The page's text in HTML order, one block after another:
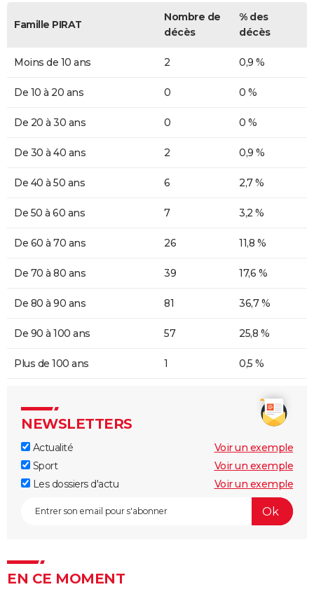
Famille PIRAT
Nombre de
décès
% des
décès
Moins de 10 ans 2 0,9 %
De 10 à 20 ans 0 0 %
De 20 à 30 ans 0 0 %
De 30 à 40 ans 2 0,9 %
De 40 à 50 ans 6 2,7 %
De 50 à 60 ans 7 3,2 %
De 60 à 70 ans 26 11,8 %
De 70 à 80 ans 39 17,6 %
De 80 à 90 ans 81 36,7 %
De 90 à 100 ans 57 25,8 %
Plus de 100 ans 1 0,5 %
NEWSLETTERS
Actualité
Voir un exemple
Sport
Voir un exemple
Les dossiers d'actu
Voir un exemple
EN CE MOMENT